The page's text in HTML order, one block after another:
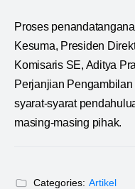
Proses
Kesuma, Presiden
Komisaris SE, Aditya
Perjanjian
syarat-syarat
masing-masing pihak.
Categories: Artikel